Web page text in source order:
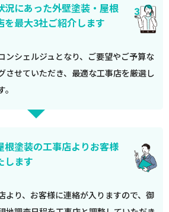
況にあった外壁塗装・屋根
を最大3社ご紹介します
ンシェルジュとなり、ご要望やご予算な
させていただき、最適な工事店を厳選し
根塗装の工事店よりお客様
します
より、お客様に連絡が入りますので、御